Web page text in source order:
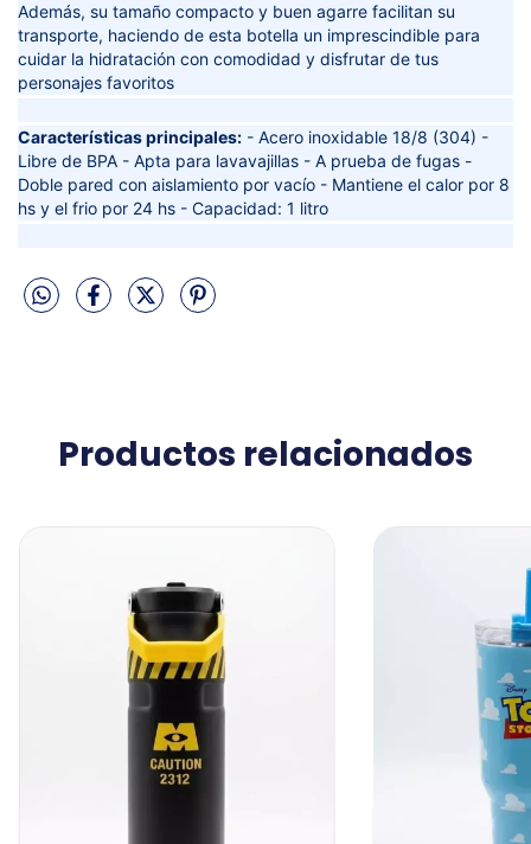
Además, su tamaño compacto y buen agarre facilitan su
transporte, haciendo de esta botella un imprescindible para
cuidar la hidratación con comodidad y disfrutar de tus
personajes favoritos
Características principales: - Acero inoxidable 18/8 (304) -
Libre de BPA - Apta para lavavajillas - A prueba de fugas -
Doble pared con aislamiento por vacío - Mantiene el calor por 8
hs y el frio por 24 hs - Capacidad: 1 litro
Productos relacionados